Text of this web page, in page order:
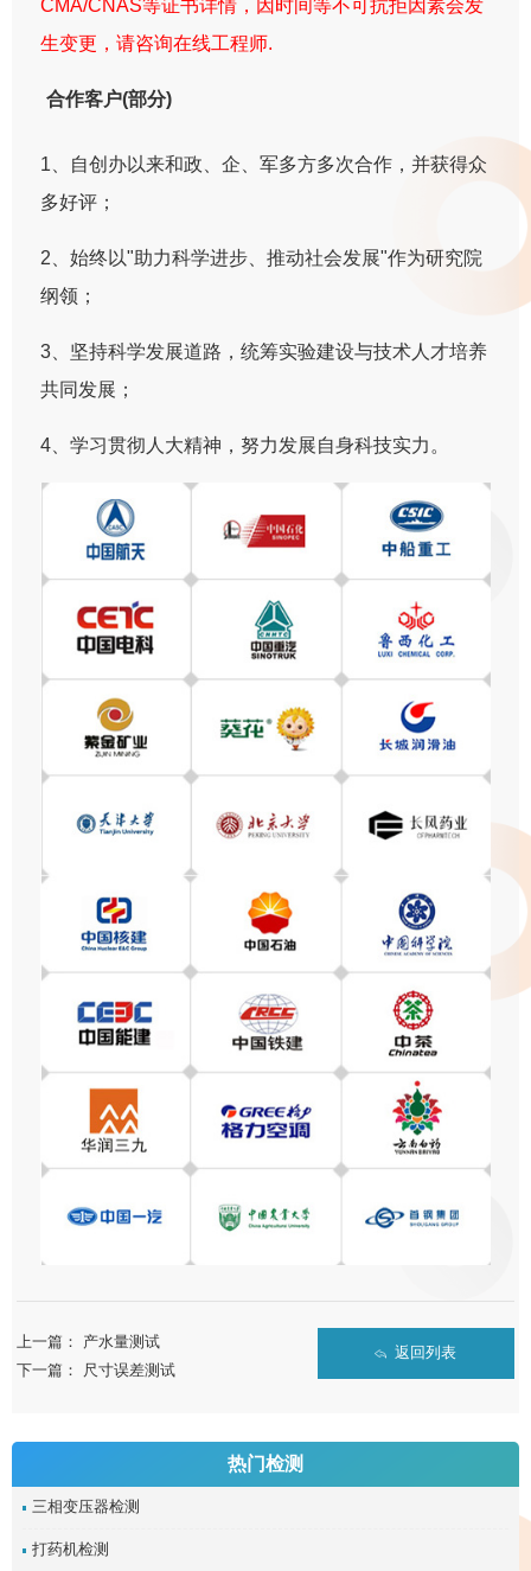
CMA/CNAS等证书详情，因时间等不可抗拒因素会发
生变更，请咨询在线工程师.
合作客户(部分)
1、自创办以来和政、企、军多方多次合作，并获得众
多好评；
2、始终以"助力科学进步、推动社会发展"作为研究院
纲领；
3、坚持科学发展道路，统筹实验建设与技术人才培养
共同发展；
4、学习贯彻人大精神，努力发展自身科技实力。
上一篇： 产水量测试
下一篇：
尺寸误差测试
返回列表
热门检测
三相变压器检测
打药机检测